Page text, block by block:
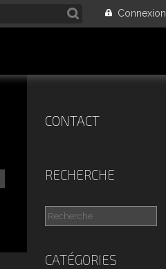
Connexion
CONTACT
RECHERCHE
CATÉGORIES